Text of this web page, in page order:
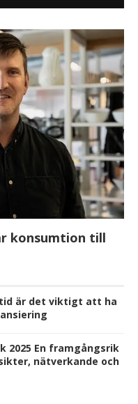
konsumtion till
är det viktigt att ha
2025 En framgångsrik
nätverkande och